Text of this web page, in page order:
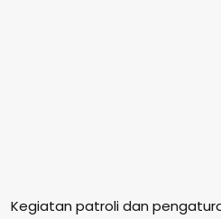
Kegiatan patroli dan